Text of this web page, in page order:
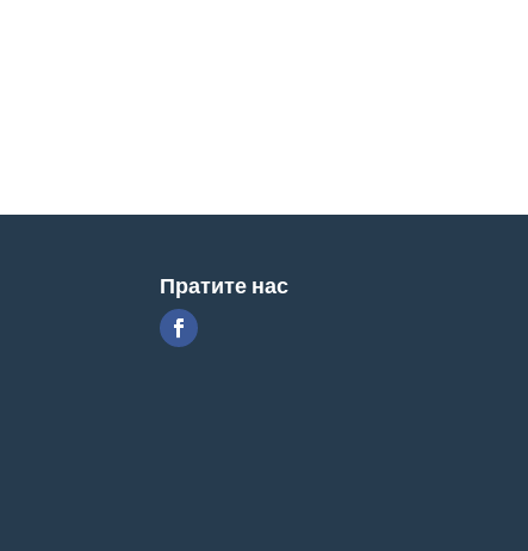
Пратите нас